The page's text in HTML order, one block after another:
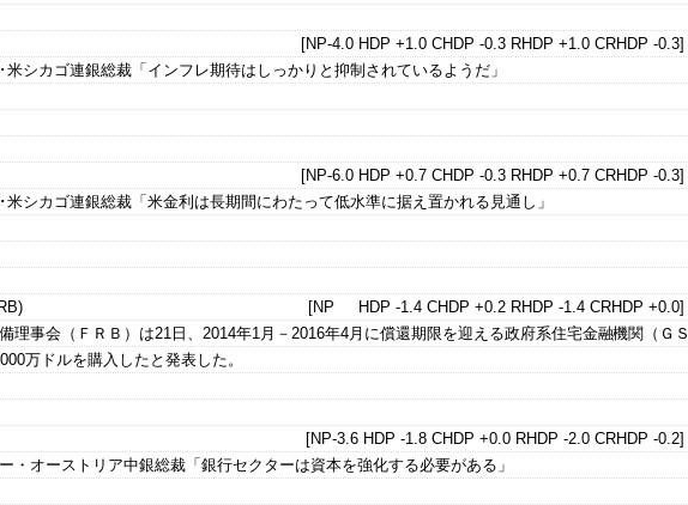
[NP-4.0 HDP +1.0 CHDP -0.3 RHDP +1.0 CRHDP -0.3]
米シカゴ連銀総裁「インフレ期待はしっかりと抑制されているようだ」
[NP-6.0 HDP +0.7 CHDP -0.3 RHDP +0.7 CRHDP -0.3]
米シカゴ連銀総裁「米金利は長期間にわたって低水準に据え置かれる見通し」
[NP HDP -1.4 CHDP +0.2 RHDP -1.4 CRHDP +0.0]
理事会（ＦＲＢ）は21日、2014年1月－2016年4月に償還期限を迎える政府系住宅金融機関（ＧＳ
万ドルを購入したと発表した。
[NP-3.6 HDP -1.8 CHDP +0.0 RHDP -2.0 CRHDP -0.2]
・オーストリア中銀総裁「銀行セクターは資本を強化する必要がある」